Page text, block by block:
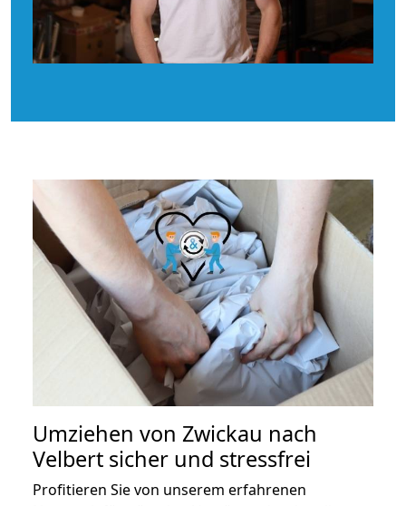
Umziehen von Zwickau nach
Velbert sicher und stressfrei
Profitieren Sie von unserem erfahrenen